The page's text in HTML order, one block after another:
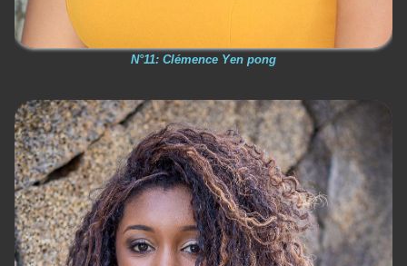
N°11: Clémence Yen pong